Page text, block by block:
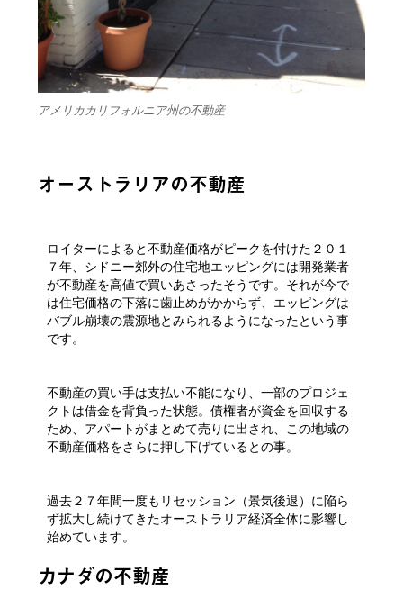
アメリカカリフォルニア州の不動産
オーストラリアの不動産
ロイターによると不動産価格がピークを付けた２０１
７年、シドニー郊外の住宅地エッピングには開発業者
が不動産を高値で買いあさったそうです。それが今で
は住宅価格の下落に歯止めがかからず、エッピングは
バブル崩壊の震源地とみられるようになったという事
です。
不動産の買い手は支払い不能になり、一部のプロジェ
クトは借金を背負った状態。債権者が資金を回収する
ため、アパートがまとめて売りに出され、この地域の
不動産価格をさらに押し下げているとの事。
過去２７年間一度もリセッション（景気後退）に陥ら
ず拡大し続けてきたオーストラリア経済全体に影響し
始めています。
カナダの不動産